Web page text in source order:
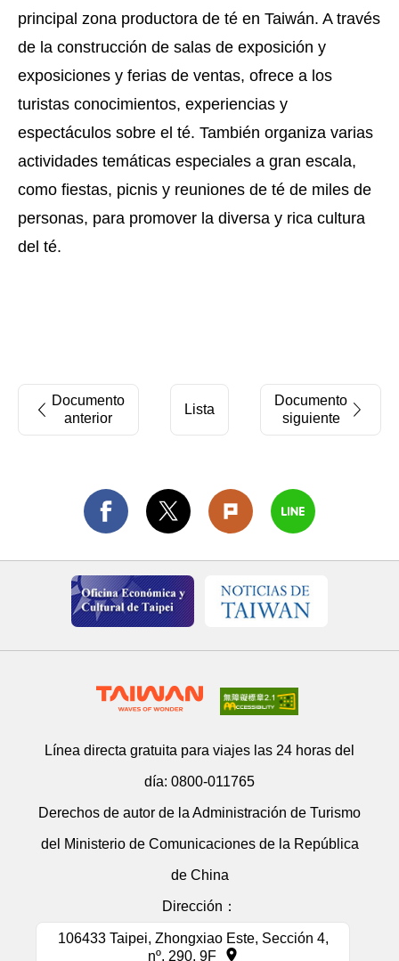
principal zona productora de té en Taiwán. A través
de la construcción de salas de exposición y
exposiciones y ferias de ventas, ofrece a los
turistas conocimientos, experiencias y
espectáculos sobre el té. También organiza varias
actividades temáticas especiales a gran escala,
como fiestas, picnis y reuniones de té de miles de
personas, para promover la diversa y rica cultura
del té.
Documento
anterior
Lista
Documento
siguiente
Línea directa gratuita para viajes las 24 horas del
día: 0800-011765
Derechos de autor de la Administración de Turismo
del Ministerio de Comunicaciones de la República
de China
Dirección：
106433 Taipei, Zhongxiao Este, Sección 4,
nº. 290, 9F